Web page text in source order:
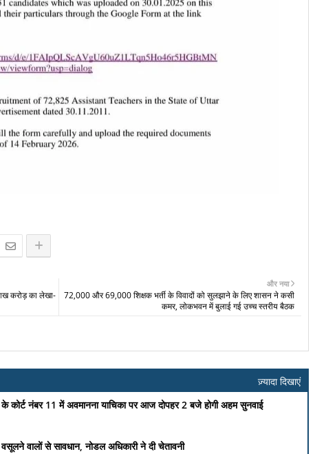
और नया
72,000 और 69,000 शिक्षक भर्ती के विवादों को सुलझाने के लिए शासन ने कसी
कमर, लोकभवन में बुलाई गई उच्च स्तरीय बैठक
करोड़ का लेखा-
ज़्यादा दिखाएं
के कोर्ट नंबर 11 में अवमानना याचिका पर आज दोपहर 2 बजे होगी अहम सुनवाई
वालों से सावधान, नोडल अधिकारी ने दी चेतावनी